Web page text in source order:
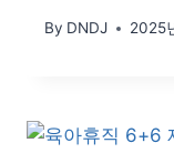
By DNDJ 2025